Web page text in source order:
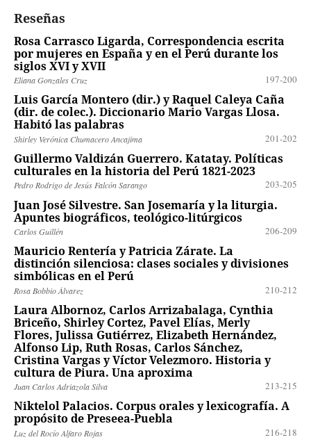
Reseñas
Rosa Carrasco Ligarda, Correspondencia escrita
por mujeres en España y en el Perú durante los
siglos XVI y XVII
Eliana Gonzales Cruz 197-200
Luis García Montero (dir.) y Raquel Caleya Caña
(dir. de colec.). Diccionario Mario Vargas Llosa.
Habitó las palabras
Shirley Verónica Chumacero Ancajima 201-202
Guillermo Valdizán Guerrero. Katatay. Políticas
culturales en la historia del Perú 1821-2023
Pedro Rodrigo de Jesús Falcón Sarango 203-205
Juan José Silvestre. San Josemaría y la liturgia.
Apuntes biográficos, teológico-litúrgicos
Carlos Guillén 206-209
Mauricio Rentería y Patricia Zárate. La
distinción silenciosa: clases sociales y divisiones
simbólicas en el Perú
Rosa Bobbio Álvarez 210-212
Laura Albornoz, Carlos Arrizabalaga, Cynthia
Briceño, Shirley Cortez, Pavel Elías, Merly
Flores, Julissa Gutiérrez, Elizabeth Hernández,
Alfonso Lip, Ruth Rosas, Carlos Sánchez,
Cristina Vargas y Víctor Velezmoro. Historia y
cultura de Piura. Una aproxima
Juan Carlos Adriazola Silva 213-215
Niktelol Palacios. Corpus orales y lexicografía. A
propósito de Preseea-Puebla
Luz del Rocío Alfaro Rojas 216-218